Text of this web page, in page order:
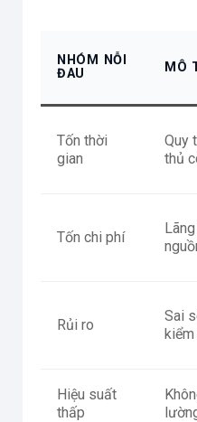
NHÓM NỖI
ĐAU
MÔ
Tốn thời
gian
Quy
thủ
Tốn chi phí
Rủi ro
Sai
Hiệu suất
thấp